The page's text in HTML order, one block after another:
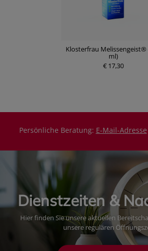
Klosterfrau Melissengeist®
ml)
€ 17,30
Persönliche Beratung: E-Mail-Adresse
Dienstzeiten &
Hier finden Sie unsere aktuellen
unsere regulären